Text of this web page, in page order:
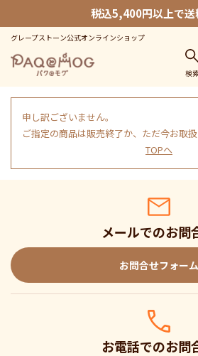
税込5,400円以上で送
グレープストーン公式オンラインショップ
検
申し訳ございません。
ご指定の商品は販売終了か、ただ今お取扱
TOPへ
メールでのお問
お問合せフォーム
お電話でのお問